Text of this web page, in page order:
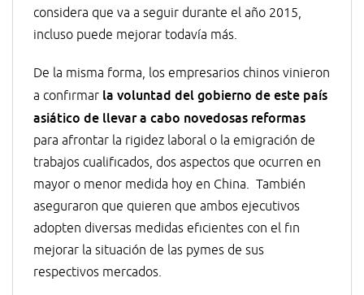
considera que va a seguir durante el año 2015,
incluso puede mejorar todavía más.
De la misma forma, los empresarios chinos vinieron
a confirmar la voluntad del gobierno de este país
asiático de llevar a cabo novedosas reformas
para afrontar la rigidez laboral o la emigración de
trabajos cualificados, dos aspectos que ocurren en
mayor o menor medida hoy en China. También
aseguraron que quieren que ambos ejecutivos
adopten diversas medidas eficientes con el fin
mejorar la situación de las pymes de sus
respectivos mercados.